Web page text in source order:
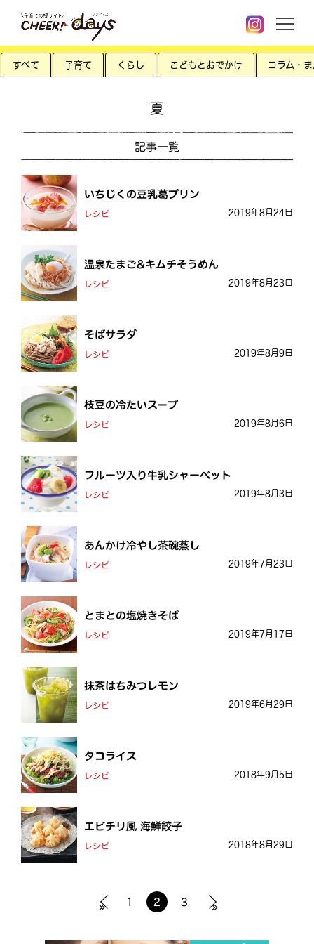
すべて 子育て くらし こどもとおでかけ コラム・
夏
記事一覧
いちじくの豆乳葛プリン
レシピ 2019年8月24日
温泉たまご&キムチそうめん
レシピ 2019年8月23日
そばサラダ
レシピ 2019年8月9日
枝豆の冷たいスープ
レシピ 2019年8月6日
フルーツ入り牛乳シャーベット
レシピ 2019年8月3日
あんかけ冷やし茶碗蒸し
レシピ 2019年7月23日
とまとの塩焼きそば
レシピ 2019年7月17日
抹茶はちみつレモン
レシピ 2019年6月29日
タコライス
レシピ 2018年9月5日
エビチリ風 海鮮餃子
レシピ 2018年8月29日
1 2 3